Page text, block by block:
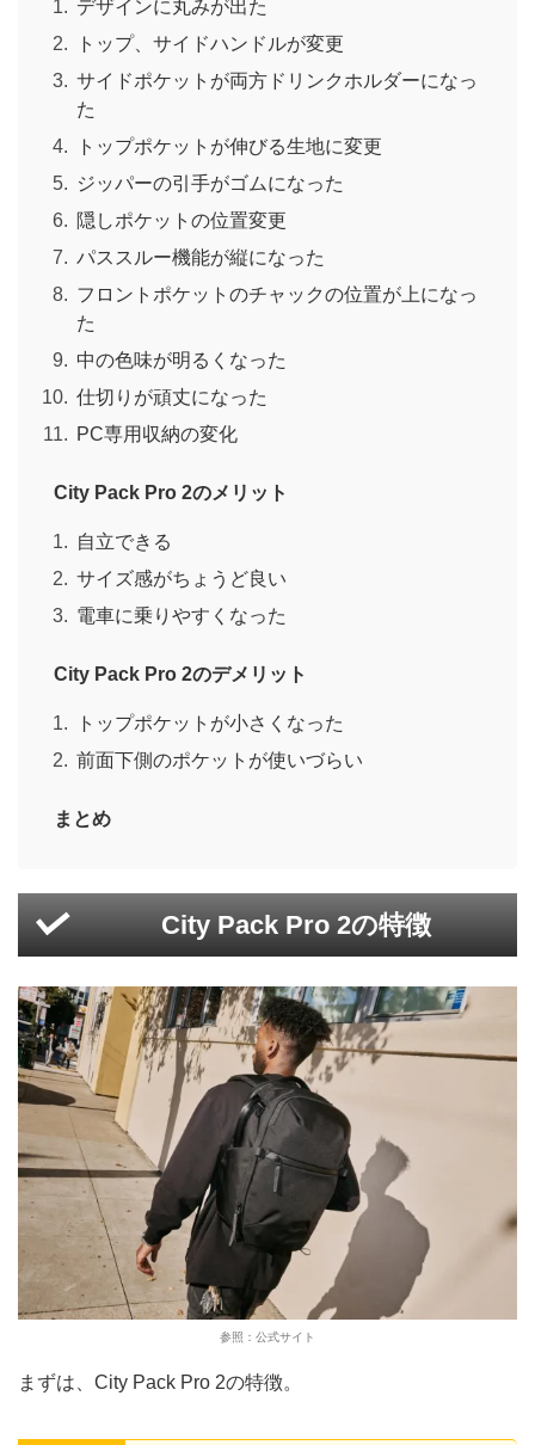
デザインに丸みが出た
トップ、サイドハンドルが変更
サイドポケットが両方ドリンクホルダーになっ
た
トップポケットが伸びる生地に変更
ジッパーの引手がゴムになった
隠しポケットの位置変更
パススルー機能が縦になった
フロントポケットのチャックの位置が上になっ
た
中の色味が明るくなった
仕切りが頑丈になった
PC専用収納の変化
City Pack Pro 2のメリット
自立できる
サイズ感がちょうど良い
電車に乗りやすくなった
City Pack Pro 2のデメリット
トップポケットが小さくなった
前面下側のポケットが使いづらい
まとめ
City Pack Pro 2の特徴
参照：公式サイト
まずは、City Pack Pro 2の特徴。